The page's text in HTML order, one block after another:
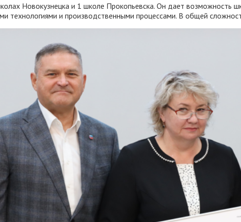
Новокузнецка и 1 школе Прокопьевска. Он дает возможность
технологиями и производственными процессами. В общей